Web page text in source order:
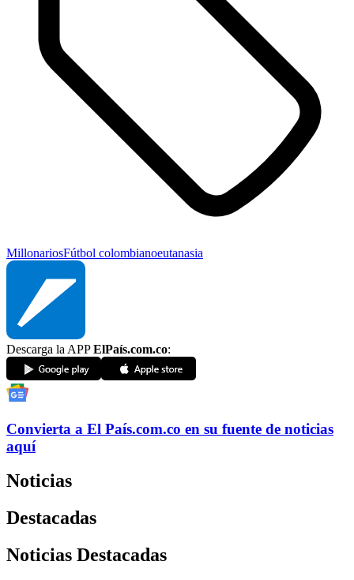
MillonariosFútbol colombianoeutanasia
Descarga la APPElPaís.com.co:
Convierta a El País.com.co en su fuente de noticias
aquí
Noticias
Destacadas
Noticias Destacadas